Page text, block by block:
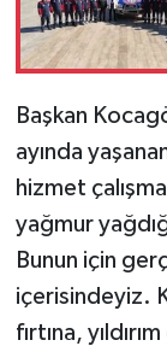
Başkan
ayında
hizmet
yağmur
Bunun için
içerisindeyiz.
fırtına,